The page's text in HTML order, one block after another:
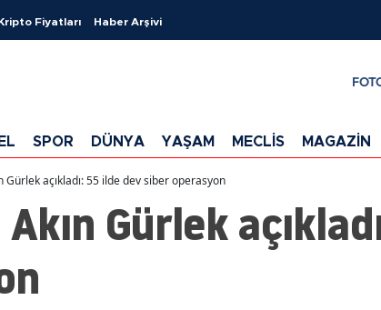
Fiyatları Haber Arşivi
SPOR DÜNYA YAŞAM MECLİS MAGAZİN
Gürlek açıkladı: 55 ilde dev siber operasyon
Gürlek